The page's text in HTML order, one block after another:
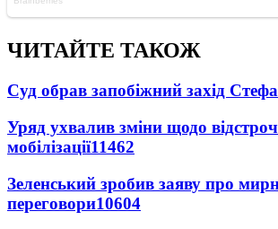
ЧИТАЙТЕ ТАКОЖ
Суд обрав запобіжний захід
Уряд ухвалив зміни щодо
мобілізації11462
Зеленський зробив заяву про
переговори10604